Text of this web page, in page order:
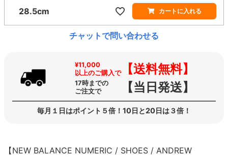
28.5cm カートに入れる
チャットで問い合わせる
¥11,000
以上のご購入で【送料無料】
17時までの
ご注文で
【当日発送】
毎月１日はポイント５倍！10日と20日は３倍！
【NEW BALANCE NUMERIC / SHOES / ANDREW